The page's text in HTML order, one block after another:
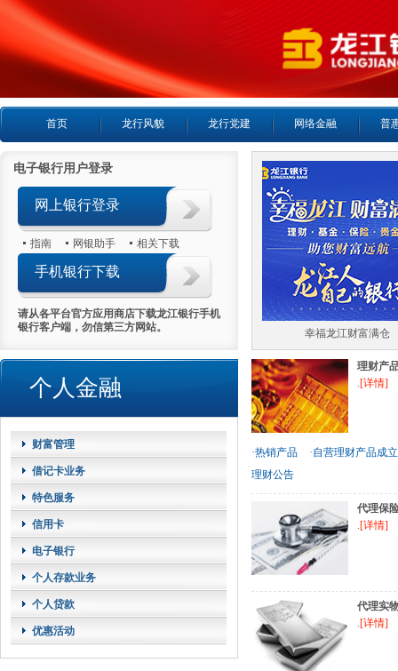
首页 龙行风貌 龙行党建 网络金融 普
电子银行用户登录
网上银行登录
指南 网银助手 相关下载
手机银行下载
请从各平台官方应用商店下载龙江银行手机
银行客户端，勿信第三方网站。
个人金融
财富管理
借记卡业务
特色服务
信用卡
电子银行
个人存款业务
个人贷款
优惠活动
喜报首日热销5000万 幸福龙江财富满仓
理财产
.[详情]
·热销产品
·自营理财产品成
理财公告
代理保
.[详情]
代理实
.[详情]